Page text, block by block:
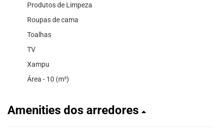
Produtos de Limpeza
Roupas de cama
Toalhas
TV
Xampu
Área - 10 (m²)
Amenities dos arredores